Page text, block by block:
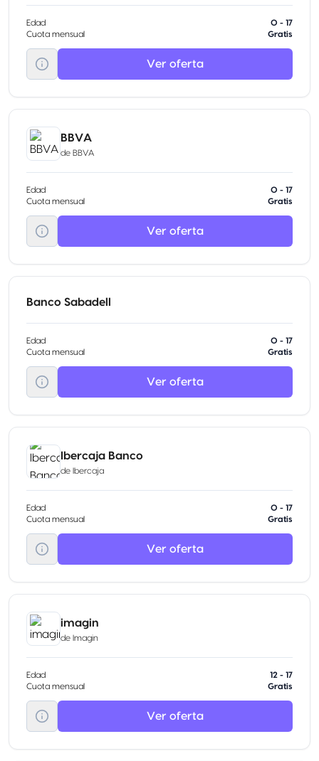
Edad
0 - 17
Cuota mensual
Gratis
Ver oferta
BBVA
de BBVA
Edad
0 - 17
Cuota mensual
Gratis
Ver oferta
Banco Sabadell
Edad
0 - 17
Cuota mensual
Gratis
Ver oferta
Ibercaja Banco
de Ibercaja
Edad
0 - 17
Cuota mensual
Gratis
Ver oferta
imagin
de Imagin
Edad
12 - 17
Cuota mensual
Gratis
Ver oferta